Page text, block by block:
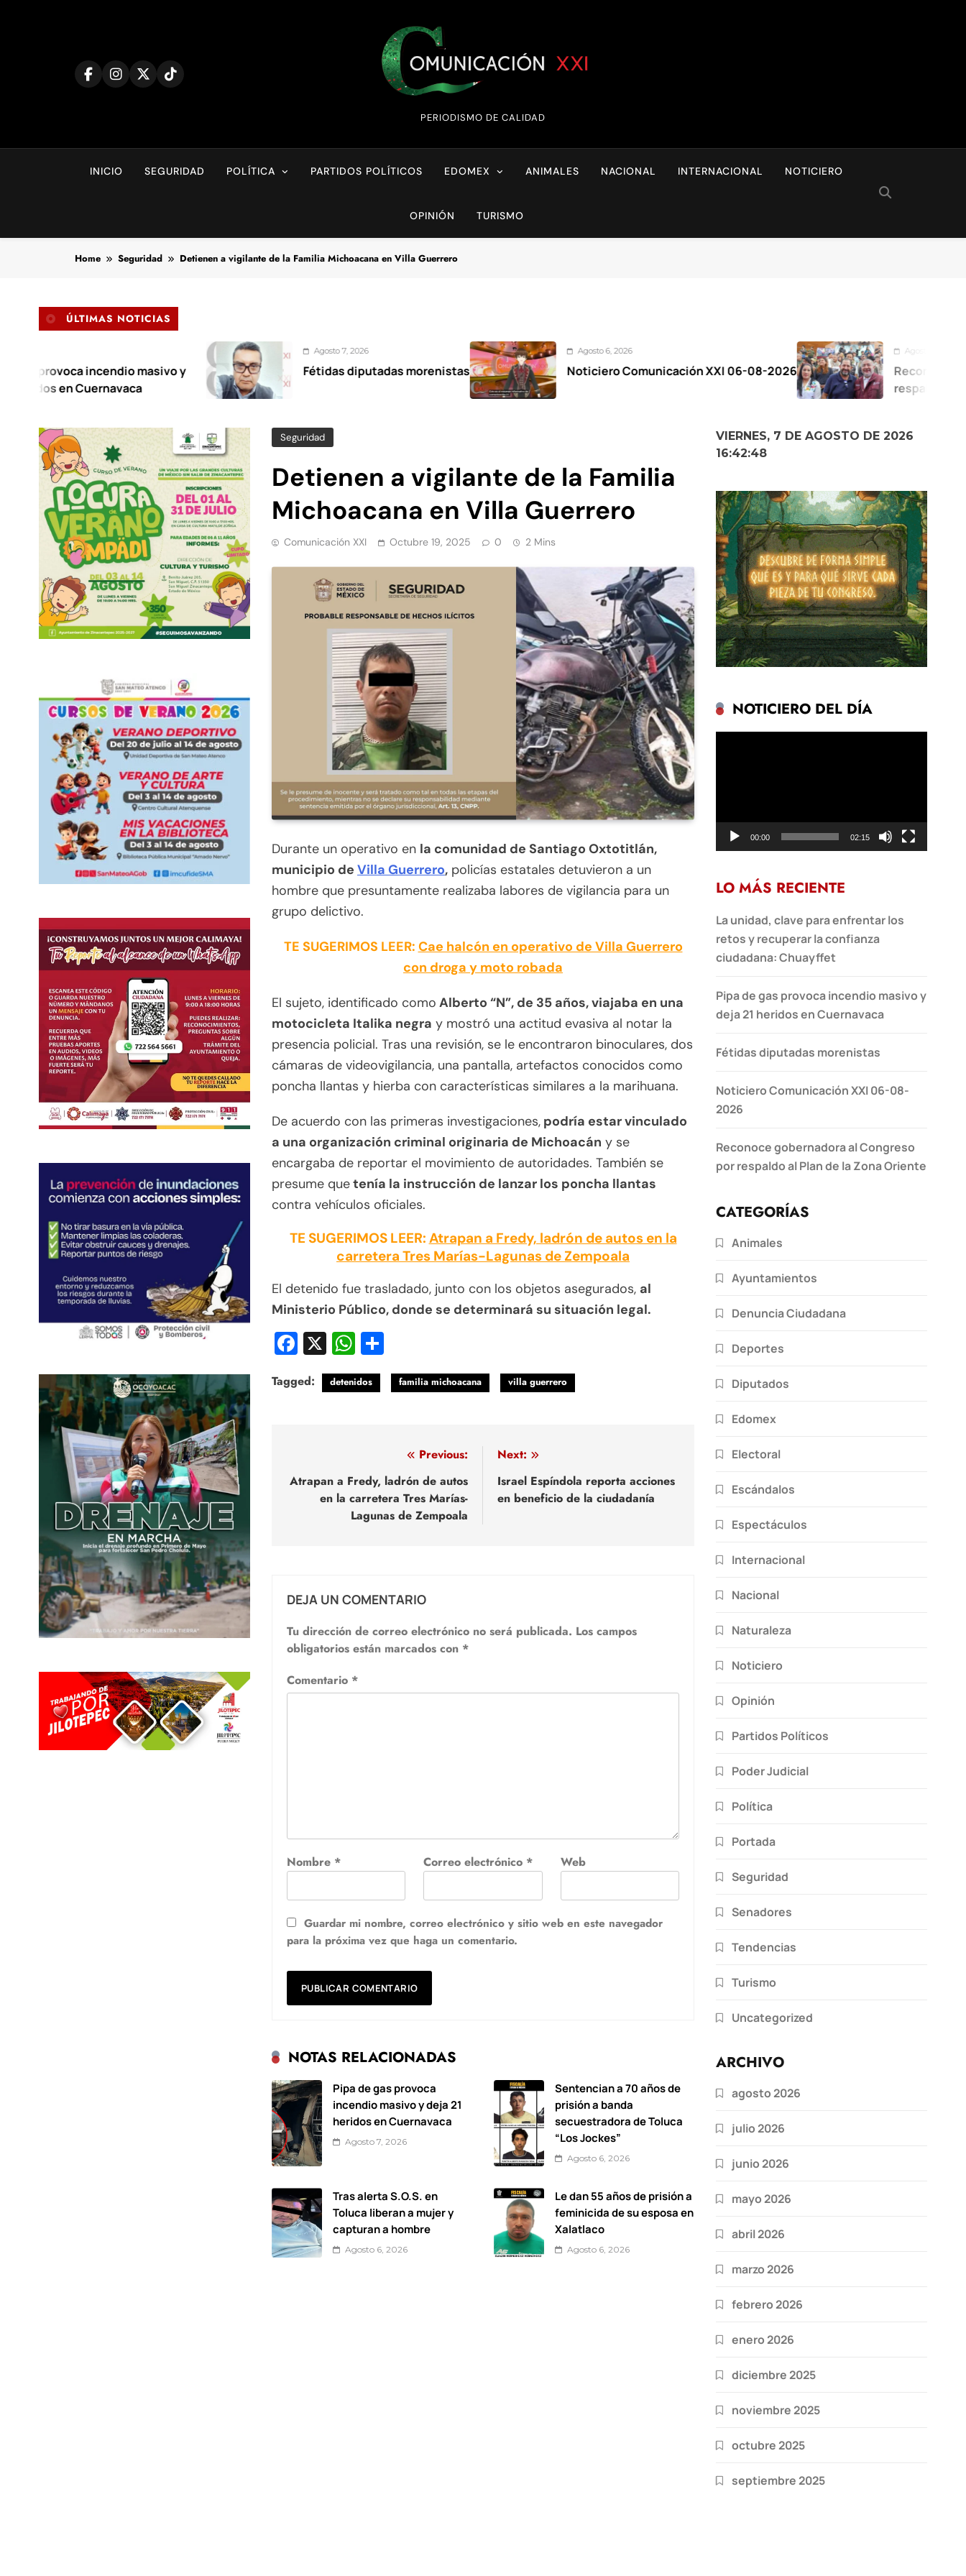
Comunicación XXI
PERIODISMO DE CALIDAD
INICIO SEGURIDAD POLÍTICA PARTIDOS POLÍTICOS EDOMEX ANIMALES NACIONAL INTERNACIONAL NOTICIERO
OPINIÓN TURISMO
Home Seguridad Detienen a vigilante de la Familia Michoacana en Villa Guerrero
ÚLTIMAS NOTICIAS
incendio masivo y
Agosto 7, 2026
Fétidas diputadas morenistas
Agosto 6, 2026
Noticiero Comunicación XXI 06-08-2026
Agosto 6, 2026
Reconoce gobernadora al
respaldo al Plan de la Zona
Seguridad
Detienen a vigilante de la Familia
Michoacana en Villa Guerrero
Comunicación XXI Octubre 19, 2025 0 2 Mins
Durante un operativo en la comunidad de Santiago Oxtotitlán,
municipio de Villa Guerrero, policías estatales detuvieron a un
hombre que presuntamente realizaba labores de vigilancia para un
grupo delictivo.
TE SUGERIMOS LEER: Cae halcón en operativo de Villa Guerrero
con droga y moto robada
El sujeto, identificado como Alberto “N”, de 35 años, viajaba en una
motocicleta Italika negra y mostró una actitud evasiva al notar la
presencia policial. Tras una revisión, se le encontraron binoculares, dos
cámaras de videovigilancia, una pantalla, artefactos conocidos como
poncha llantas y hierba con características similares a la marihuana.
De acuerdo con las primeras investigaciones, podría estar vinculado
a una organización criminal originaria de Michoacán y se
encargaba de reportar el movimiento de autoridades. También se
presume quetenía la instrucción de lanzar los poncha llantas
contra vehículos oficiales.
TE SUGERIMOS LEER: Atrapan a Fredy, ladrón de autos en la
carretera Tres Marías-Lagunas de Zempoala
El detenido fue trasladado, junto con los objetos asegurados, al
Ministerio Público, donde se determinará su situación legal.
Facebook
X WhatsApp
Tagged: detenidos familia michoacana villa guerrero
de
entradas
Previous:
Atrapan a Fredy, ladrón de autos
en la carretera Tres Marías-
Lagunas de Zempoala
Next:
Israel Espíndola reporta acciones
en beneficio de la ciudadanía
DEJA UN COMENTARIO
Tu dirección de correo electrónico no será publicada. Los campos
obligatorios están marcados con *
Comentario *
Nombre * Correo electrónico * Web
Guardar mi nombre, correo electrónico y sitio web en este navegador
para la próxima vez que haga un comentario.
NOTAS RELACIONADAS
Pipa de gas provoca
incendio masivo y deja 21
heridos en Cuernavaca
Agosto 7, 2026
Sentencian a 70 años de
prisión a banda
secuestradora de Toluca
“Los Jockes”
Agosto 6, 2026
Tras alerta S.O.S. en
Toluca liberan a mujer y
capturan a hombre
Agosto 6, 2026
Le dan 55 años de prisión a
feminicida de su esposa en
Xalatlaco
Agosto 6, 2026
VIERNES, 7 DE AGOSTO DE 2026
16:42:49
NOTICIERO DEL DÍA
00:00 02:15
LO MÁS RECIENTE
La unidad, clave para enfrentar los
retos y recuperar la confianza
ciudadana: Chuayffet
Pipa de gas provoca incendio masivo y
deja 21 heridos en Cuernavaca
Fétidas diputadas morenistas
Noticiero Comunicación XXI 06-08-
2026
Reconoce gobernadora al Congreso
por respaldo al Plan de la Zona Oriente
CATEGORÍAS
Animales
Ayuntamientos
Denuncia Ciudadana
Deportes
Diputados
Edomex
Electoral
Escándalos
Espectáculos
Internacional
Nacional
Naturaleza
Noticiero
Opinión
Partidos Políticos
Poder Judicial
Política
Portada
Seguridad
Senadores
Tendencias
Turismo
Uncategorized
ARCHIVO
agosto 2026
julio 2026
junio 2026
mayo 2026
abril 2026
marzo 2026
febrero 2026
enero 2026
diciembre 2025
noviembre 2025
octubre 2025
septiembre 2025